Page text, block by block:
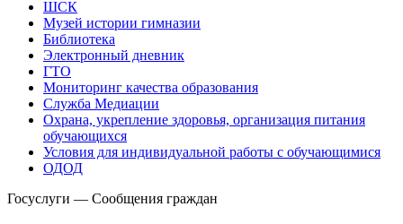
ШСК
Музей истории гимназии
Библиотека
Электронный дневник
ГТО
Мониторинг качества образования
Служба Медиации
Охрана, укрепление здоровья, организация питания
обучающихся
Условия для индивидуальной работы с обучающимися
ОДОД
Госуслуги — Сообщения граждан